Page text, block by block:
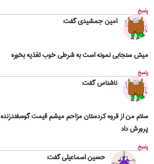
پاسخ
امین جمشیدیگفت:
میش سنجابی نمونه است به شرطی خوب تغذیه بخوره
پاسخ
ناشناسگفت:
سلام من از قروه کردستان مزاحم میشم قیمت
پرورش داد
پاسخ
حسین اسماعیلیگفت: